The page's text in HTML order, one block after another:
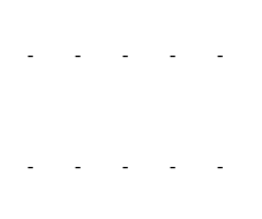
- - - - -
- - - - -